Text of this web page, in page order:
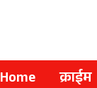
Home क्राईम